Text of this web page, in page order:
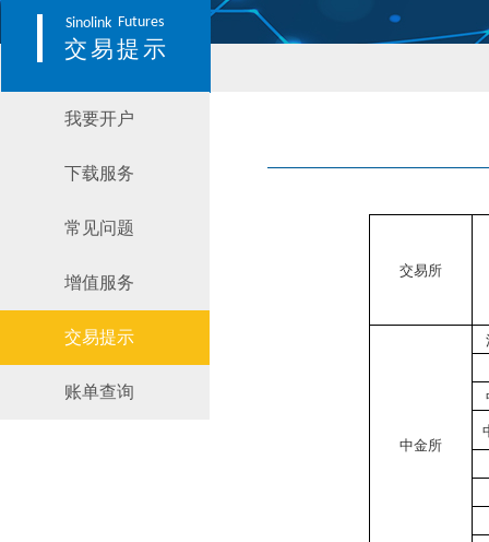
Sinolink Futures
交易提示
我要开户
下载服务
常见问题
增值服务
交易提示
账单查询
交易所
中金所